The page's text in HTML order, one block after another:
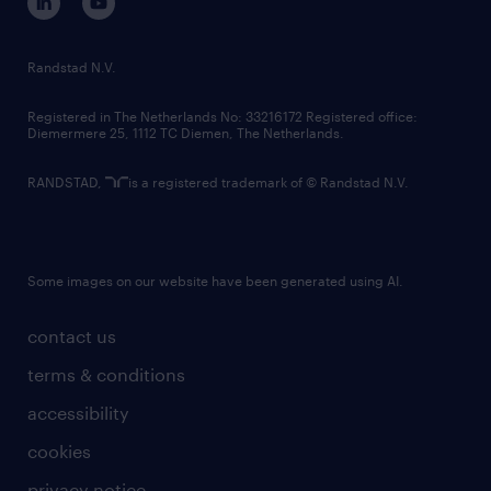
randstad innovation fund
country websites
contact us
terms & conditions
accessibility
cookies
Randstad N.V.
Registered in The Netherlands No: 33216172 Registered office:
Diemermere 25, 1112 TC Diemen, The Netherlands.
RANDSTAD, is a registered trademark of © Randstad N.V.
Some images on our website have been generated using AI.